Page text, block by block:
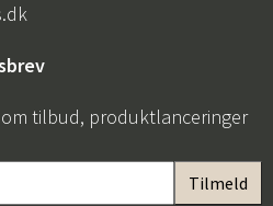
tilbud, produktlanceringer